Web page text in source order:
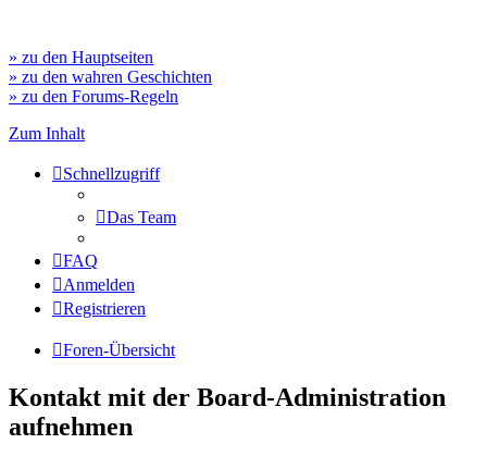
» zu den Hauptseiten
» zu den wahren Geschichten
» zu den Forums-Regeln
Zum Inhalt
Schnellzugriff
Das Team
FAQ
Anmelden
Registrieren
Foren-Übersicht
Kontakt mit der Board-Administration
aufnehmen